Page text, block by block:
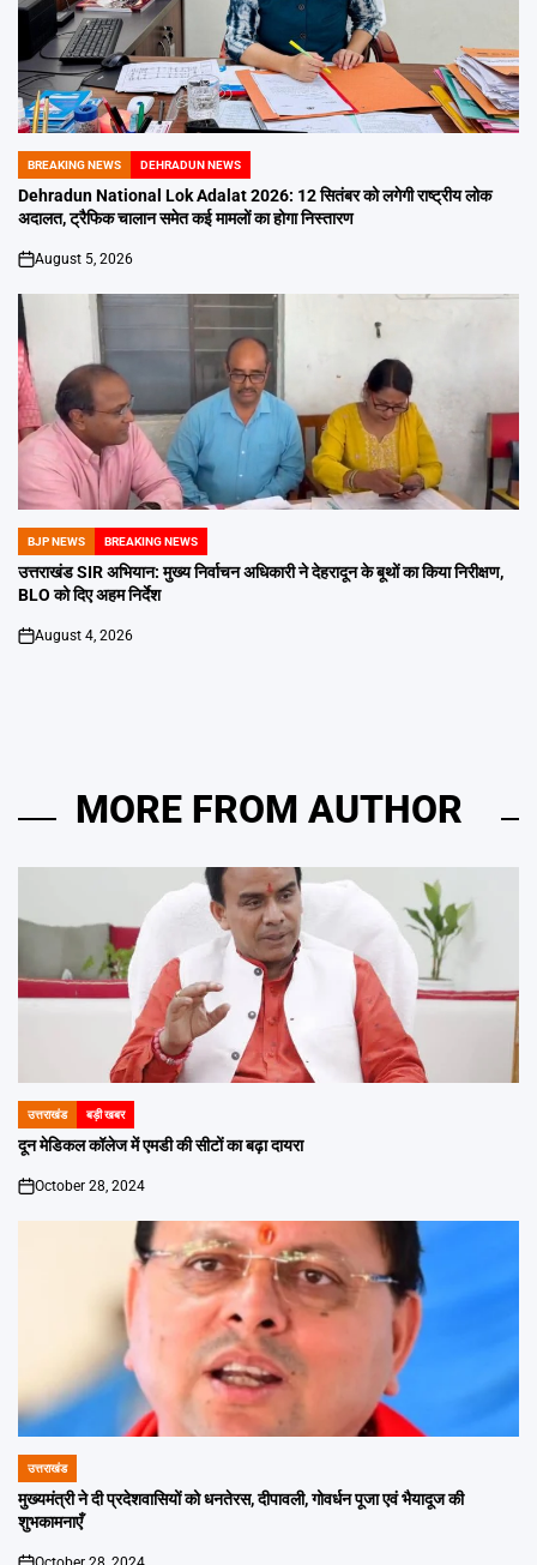
POSTED
IN
BREAKING NEWS DEHRADUN NEWS
Dehradun National Lok Adalat 2026: 12 सितंबर को लगेगी राष्ट्रीय लोक
अदालत, ट्रैफिक चालान समेत कई मामलों का होगा निस्तारण
on
August 5, 2026
POSTED
IN
BJP NEWS BREAKING NEWS
उत्तराखंड SIR अभियान: मुख्य निर्वाचन अधिकारी ने देहरादून के बूथों का किया निरीक्षण,
BLO को दिए अहम निर्देश
on
August 4, 2026
MORE FROM AUTHOR
POSTED
IN
उत्तराखंड बड़ी खबर
दून मेडिकल कॉलेज में एमडी की सीटों का बढ़ा दायरा
on
October 28, 2024
POSTED
IN
उत्तराखंड
मुख्यमंत्री ने दी प्रदेशवासियों को धनतेरस, दीपावली, गोवर्धन पूजा एवं भैयादूज की
शुभकामनाएँ